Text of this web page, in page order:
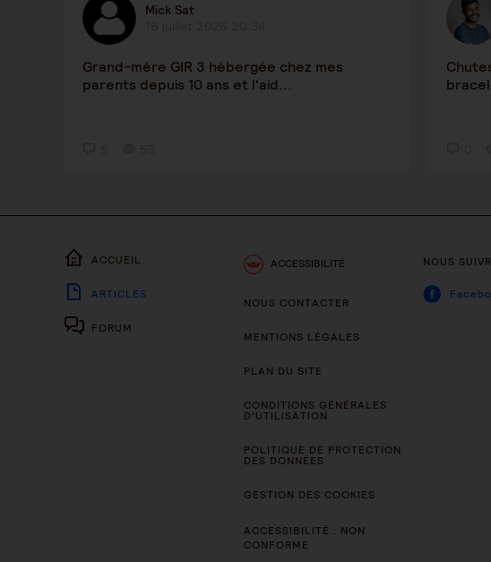
Mick Sat
Grand-mère GIR 3 hébergée chez mes
parents depuis 10 ans et l'aid...
ACCUEIL
ARTICLES
FORUM
ACCESSIBILITÉ
NOUS CONTACTER
MENTIONS LÉGALES
PLAN DU SITE
CONDITIONS GÉNÉRALES
D’UTILISATION
POLITIQUE DE PROTECTION
DES DONNÉES
GESTION DES COOKIES
ACCESSIBILITÉ : NON
CONFORME
NOUS